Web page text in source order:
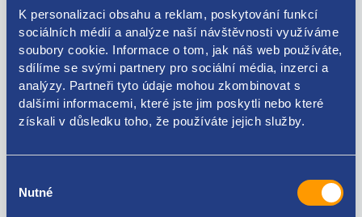
K personalizaci obsahu a reklam, poskytování funkcí
sociálních médií a analýze naší návštěvnosti využíváme
soubory cookie. Informace o tom, jak náš web používáte,
sdílíme se svými partnery pro sociální média, inzerci a
analýzy. Partneři tyto údaje mohou zkombinovat s
dalšími informacemi, které jste jim poskytli nebo které
získali v důsledku toho, že používáte jejich služby.
souhlasu
Nutné
AM51-R254A43-AC AM51-R254A43-AB 1837892
Kódy produktu
Použitelné pro vozy